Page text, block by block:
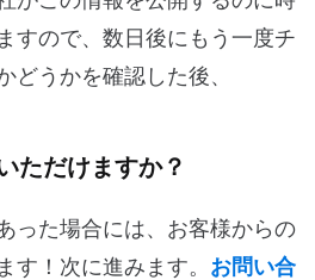
すので、数日後にもう一度チ
どうかを確認した後、
ただけますか？
った場合には、お客様からの
す！次に進みます。 お問い合